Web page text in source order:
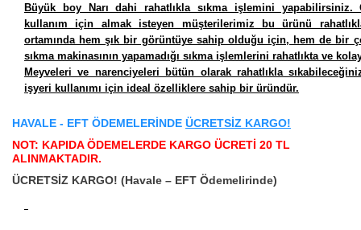
Büyük boy Narı dahi rahatlıkla sıkma işlemini yapabilirsiniz.
kullanım için almak isteyen müşterilerimiz bu ürünü
ortamında hem şık bir görüntüye sahip olduğu için, hem de bir
sıkma makinasının yapamadığı sıkma işlemlerini rahatlıkta ve
Meyveleri ve narenciyeleri bütün olarak rahatlıkla
işyeri kullanımı için ideal özelliklere sahip bir üründür.
HAVALE - EFT ÖDEMELERİNDE ÜCRETSİZ KARGO!
NOT: KAPIDA ÖDEMELERDE KARGO ÜCRETİ 20 TL
ALINMAKTADIR.
ÜCRETSİZ KARGO! (Havale – EFT Ödemelirinde)